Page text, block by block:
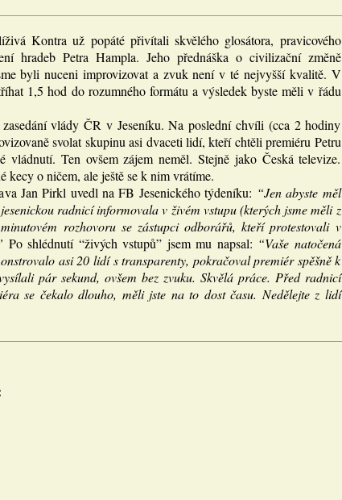
Kontra už popáté přivítali skvělého glosátora, pravicového
hradeb Petra Hampla. Jeho přednáška o civilizační změně
byli nuceni improvizovat a zvuk není v té nejvyšší kvalitě. V
1,5 hod do rozumného formátu a výsledek byste měli v řádu
vlády ČR v Jeseníku. Na poslední chvíli (cca 2 hodiny
svolat skupinu asi dvaceti lidí, kteří chtěli premiéru Petru
Ten ovšem zájem neměl. Stejně jako Česká televize.
kecy o ničem, ale ještě se k nim vrátíme.
Jan Pirkl uvedl na FB Jesenického týdeníku: “Jen abyste měl
radnicí informovala v živém vstupu (kterých jsme měli z
rozhovoru se zástupci odborářů, kteří protestovali v
Po shlédnutí “živých vstupů” jsem mu napsal: “Vaše natočená
asi 20 lidí s transparenty, pokračoval premiér spěšně k
pár sekund, ovšem bez zvuku. Skvělá práce. Před radnicí
se čekalo dlouho, měli jste na to dost času. Nedělejte z lidí